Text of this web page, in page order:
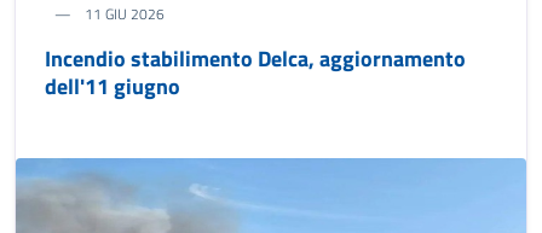
11 GIU 2026
Incendio stabilimento Delca, aggiornamento
dell'11 giugno